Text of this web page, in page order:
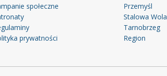
społeczne
prywatności
Przemyśl
Stalowa Wola
Tarnobrzeg
Region